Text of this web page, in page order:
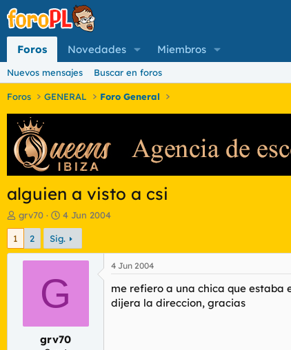
Foros Novedades Miembros
Nuevos mensajes Buscar en foros
Foros GENERAL Foro General
alguien a visto a csi
I
n
c
d
grv70
F
e
c
h
a
e
i
i
c
4 Jun 2004
1 2 Sig.
G
grv70
4 Jun 2004
me refiero a una chica que
dijera la direccion, gracias